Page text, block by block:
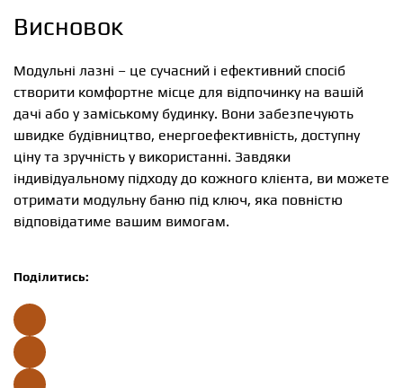
Висновок
Модульні лазні – це сучасний і ефективний спосіб
створити комфортне місце для відпочинку на вашій
дачі або у заміському будинку. Вони забезпечують
швидке будівництво, енергоефективність, доступну
ціну та зручність у використанні. Завдяки
індивідуальному підходу до кожного клієнта, ви можете
отримати модульну баню під ключ, яка повністю
відповідатиме вашим вимогам.
Поділитись: